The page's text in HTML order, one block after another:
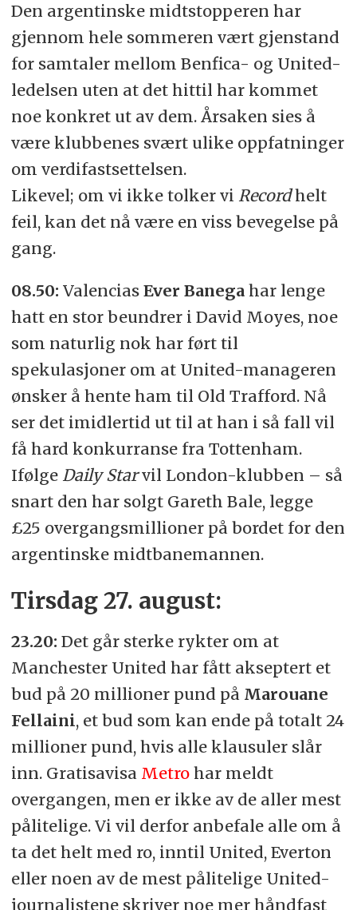
Den argentinske midtstopperen har
gjennom hele sommeren vært gjenstand
for samtaler mellom Benfica- og United-
ledelsen uten at det hittil har kommet
noe konkret ut av dem. Årsaken sies å
være klubbenes svært ulike oppfatninger
om verdifastsettelsen.
Likevel; om vi ikke tolker vi Recordhelt
feil, kan det nå være en viss bevegelse på
gang.
08.50: Valencias Ever Banegahar lenge
hatt en stor beundrer i David Moyes, noe
som naturlig nok har ført til
spekulasjoner om at United-manageren
ønsker å hente ham til Old Trafford. Nå
ser det imidlertid ut til at han i så fall vil
få hard konkurranse fra Tottenham.
Ifølge Daily Starvil London-klubben – så
snart den har solgt Gareth Bale, legge
£25 overgangsmillioner på bordet for den
argentinske midtbanemannen.
Tirsdag 27. august:
23.20: Det går sterke rykter om at
Manchester United har fått akseptert et
bud på 20 millioner pund på Marouane
Fellaini, et bud som kan ende på totalt 24
millioner pund, hvis alle klausuler slår
inn. Gratisavisa Metrohar meldt
overgangen, men er ikke av de aller mest
pålitelige. Vi vil derfor anbefale alle om å
ta det helt med ro, inntil United, Everton
eller noen av de mest pålitelige United-
journalistene skriver noe mer håndfast